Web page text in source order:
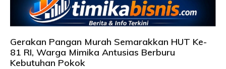
Gerakan Pangan Murah Semarakkan HUT Ke-
81 RI, Warga Mimika Antusias Berburu
Kebutuhan Pokok